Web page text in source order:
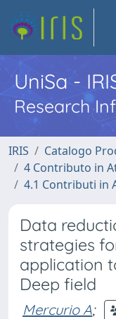
UniSa -
Research
IRIS
Catalogo
4 Contributo in
4.1 Contributi in
Data
strategies
application
Deep field
Mercurio A;